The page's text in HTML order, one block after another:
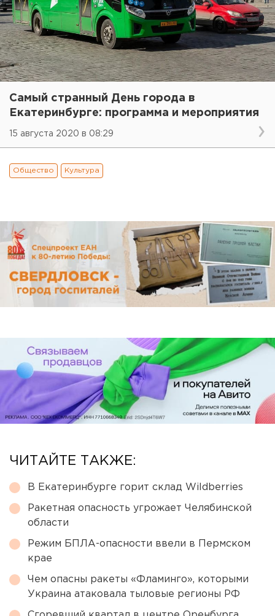
Самый странный День города в
Екатеринбурге: программа и мероприятия
15 августа 2020 в 08:29
Общество Культура
ЧИТАЙТЕ ТАКЖЕ:
В Екатеринбурге горит склад Wildberries
Ракетная опасность угрожает Челябинской
области
Режим БПЛА-опасности ввели в Пермском
крае
Чем опасны ракеты «Фламинго», которыми
Украина атаковала тыловые регионы РФ